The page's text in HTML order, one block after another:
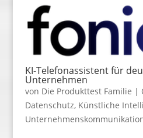
Die
KI-Telefonassistent für
Unternehmen
von Die Produkttest Familie |
Datenschutz, Künstliche